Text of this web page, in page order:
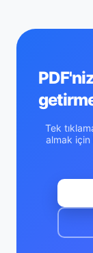
Tek
almak için